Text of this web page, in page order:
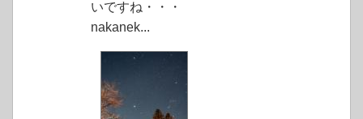
いですね・・・
nakanek...